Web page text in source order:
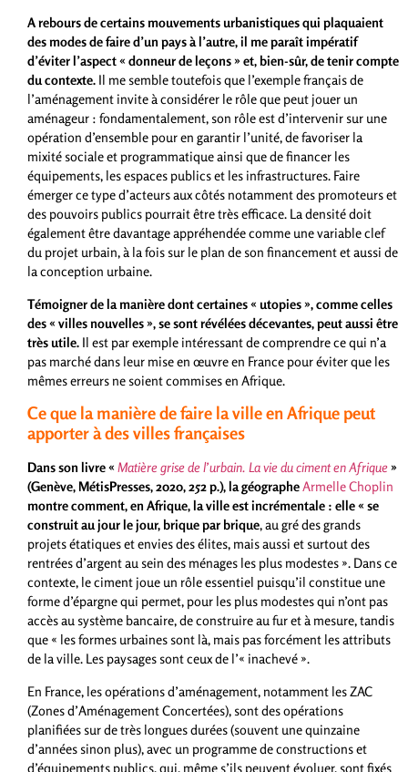
A rebours de certains mouvements urbanistiques qui plaquaient
des modes de faire d’un pays à l’autre, il me paraît impératif
d’éviter l’aspect « donneur de leçons » et, bien-sûr, de tenir compte
du contexte. Il me semble toutefois que l’exemple français de
l’aménagement invite à considérer le rôle que peut jouer un
aménageur : fondamentalement, son rôle est d’intervenir sur une
opération d’ensemble pour en garantir l’unité, de favoriser la
mixité sociale et programmatique ainsi que de financer les
équipements, les espaces publics et les infrastructures. Faire
émerger ce type d’acteurs aux côtés notamment des promoteurs et
des pouvoirs publics pourrait être très efficace. La densité doit
également être davantage appréhendée comme une variable clef
du projet urbain, à la fois sur le plan de son financement et aussi de
la conception urbaine.
Témoigner de la manière dont certaines « utopies », comme celles
des « villes nouvelles », se sont révélées décevantes, peut aussi être
très utile. Il est par exemple intéressant de comprendre ce qui n’a
pas marché dans leur mise en œuvre en France pour éviter que les
mêmes erreurs ne soient commises en Afrique.
Ce que la manière de faire la ville en Afrique peut
apporter à des villes françaises
Dans son livre « Matière grise de l’urbain. La vie du ciment en Afrique»
(Genève, MétisPresses, 2020, 252 p.), la géographeArmelle Choplin
montre comment, en Afrique, la ville est incrémentale : elle « se
construit au jour le jour, brique par brique, au gré des grands
projets étatiques et envies des élites, mais aussi et surtout des
rentrées d’argent au sein des ménages les plus modestes ». Dans ce
contexte, le ciment joue un rôle essentiel puisqu’il constitue une
forme d’épargne qui permet, pour les plus modestes qui n’ont pas
accès au système bancaire, de construire au fur et à mesure, tandis
que « les formes urbaines sont là, mais pas forcément les attributs
de la ville. Les paysages sont ceux de l’« inachevé ».
En France, les opérations d’aménagement, notamment les ZAC
(Zones d’Aménagement Concertées), sont des opérations
planifiées sur de très longues durées (souvent une quinzaine
d’années sinon plus), avec un programme de constructions et
d’équipements publics, qui, même s’ils peuvent évoluer, sont fixés